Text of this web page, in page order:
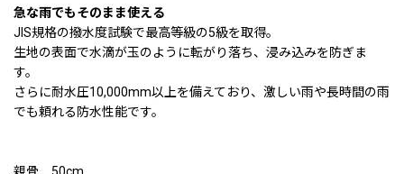
急な雨でもそのまま使える
JIS規格の撥水度試験で最高等級の5級を取得。
生地の表面で水滴が玉のように転がり落ち、浸み込みを防ぎま
す。
さらに耐水圧10,000mm以上を備えており、激しい雨や長時間の雨
でも頼れる防水性能です。